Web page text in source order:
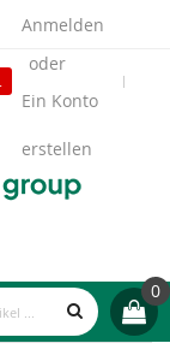
Anmelden
Ein Konto
erstellen
0